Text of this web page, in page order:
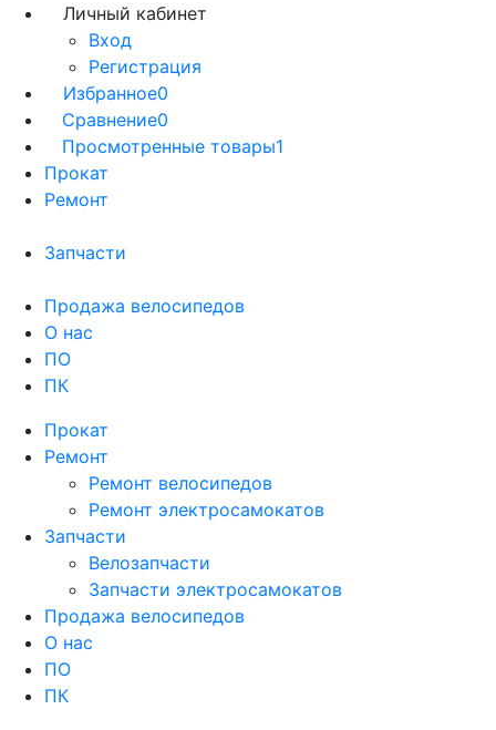
Личный кабинет
Вход
Регистрация
Избранное0
Сравнение0
Просмотренные товары1
Прокат
Ремонт
Запчасти
Продажа велосипедов
О нас
ПО
ПК
Прокат
Ремонт
Ремонт велосипедов
Ремонт электросамокатов
Запчасти
Велозапчасти
Запчасти электросамокатов
Продажа велосипедов
О нас
ПО
ПК